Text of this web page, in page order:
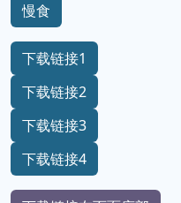
慢食
下载链接1
下载链接2
下载链接3
下载链接4